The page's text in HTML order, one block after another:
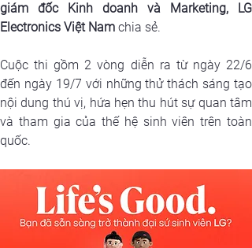
giám đốc Kinh doanh và Marketing, LG
Electronics Việt Nam chia sẻ.
Cuộc thi gồm 2 vòng diễn ra từ ngày 22/6
đến ngày 19/7 với những thử thách sáng tạo
nội dung thú vị, hứa hẹn thu hút sự quan tâm
và tham gia của thế hệ sinh viên trên toàn
quốc.